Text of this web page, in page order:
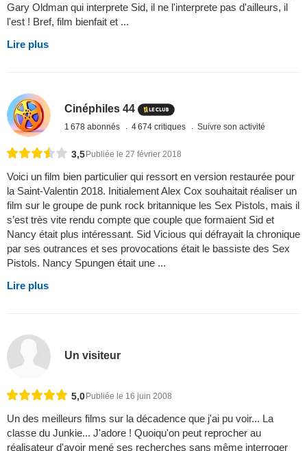
Gary Oldman qui interprete Sid, il ne l'interprete pas d'ailleurs, il
l'est ! Bref, film bienfait et ...
Lire plus
Cinéphiles 44
1 678 abonnés 4 674 critiques Suivre son activité
3,5 Publiée le 27 février 2018
Voici un film bien particulier qui ressort en version restaurée pour
la Saint-Valentin 2018. Initialement Alex Cox souhaitait réaliser un
film sur le groupe de punk rock britannique les Sex Pistols, mais il
s’est très vite rendu compte que couple que formaient Sid et
Nancy était plus intéressant. Sid Vicious qui défrayait la chronique
par ses outrances et ses provocations était le bassiste des Sex
Pistols. Nancy Spungen était une ...
Lire plus
Un visiteur
5,0Publiée le 16 juin 2008
Un des meilleurs films sur la décadence que j'ai pu voir... La
classe du Junkie... J'adore ! Quoiqu'on peut reprocher au
réalisateur d'avoir mené ses recherches sans même interroger